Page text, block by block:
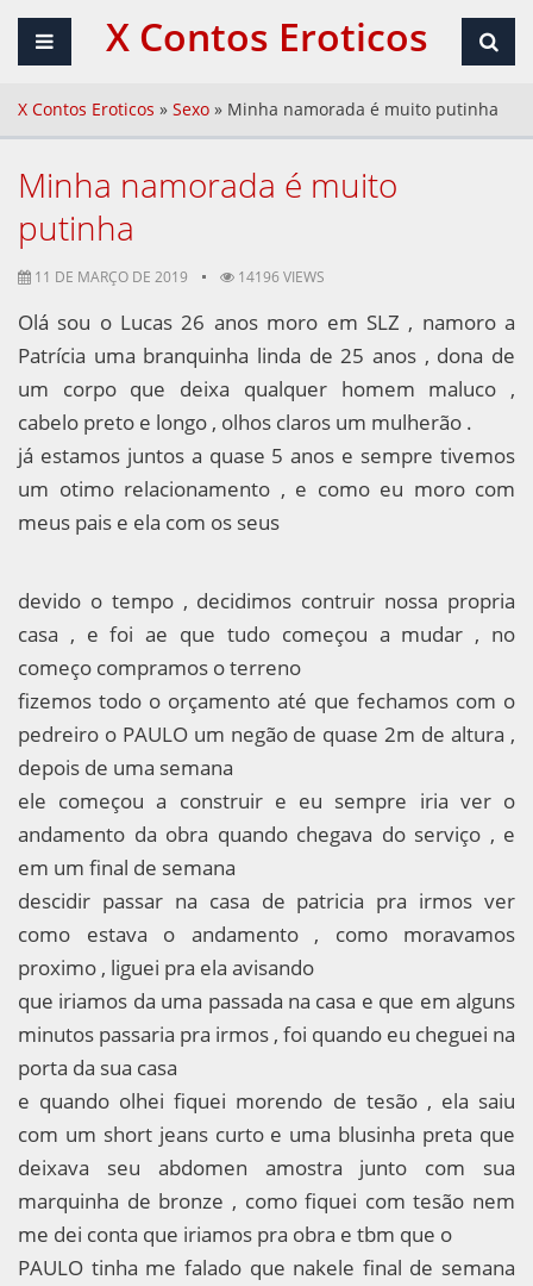
X Contos Eroticos
X Contos Eroticos » Sexo » Minha namorada é muito putinha
Minha namorada é muito
putinha
11 DE MARÇO DE 2019 14196 VIEWS
Olá sou o Lucas 26 anos moro em SLZ , namoro a
Patrícia uma branquinha linda de 25 anos , dona de
um corpo que deixa qualquer homem maluco ,
cabelo preto e longo , olhos claros um mulherão .
já estamos juntos a quase 5 anos e sempre tivemos
um otimo relacionamento , e como eu moro com
meus pais e ela com os seus
devido o tempo , decidimos contruir nossa propria
casa , e foi ae que tudo começou a mudar , no
começo compramos o terreno
fizemos todo o orçamento até que fechamos com o
pedreiro o PAULO um negão de quase 2m de altura ,
depois de uma semana
ele começou a construir e eu sempre iria ver o
andamento da obra quando chegava do serviço , e
em um final de semana
descidir passar na casa de patricia pra irmos ver
como estava o andamento , como moravamos
proximo , liguei pra ela avisando
que iriamos da uma passada na casa e que em alguns
minutos passaria pra irmos , foi quando eu cheguei na
porta da sua casa
e quando olhei fiquei morendo de tesão , ela saiu
com um short jeans curto e uma blusinha preta que
deixava seu abdomen amostra junto com sua
marquinha de bronze , como fiquei com tesão nem
me dei conta que iriamos pra obra e tbm que o
PAULO tinha me falado que nakele final de semana